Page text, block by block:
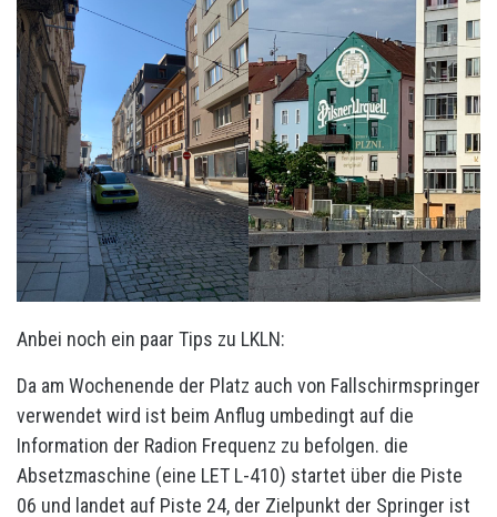
Anbei noch ein paar Tips zu LKLN:
Da am Wochenende der Platz auch von Fallschirmspringer
verwendet wird ist beim Anflug umbedingt auf die
Information der Radion Frequenz zu befolgen. die
Absetzmaschine (eine LET L-410) startet über die Piste
06 und landet auf Piste 24, der Zielpunkt der Springer ist